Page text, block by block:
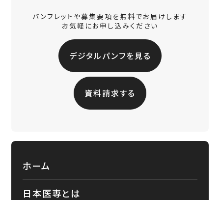
パンフレットや募集要項を無料でお届けします
お気軽にお申し込みください
デジタルパンフを見る
資料請求する
ホーム
日本医専とは